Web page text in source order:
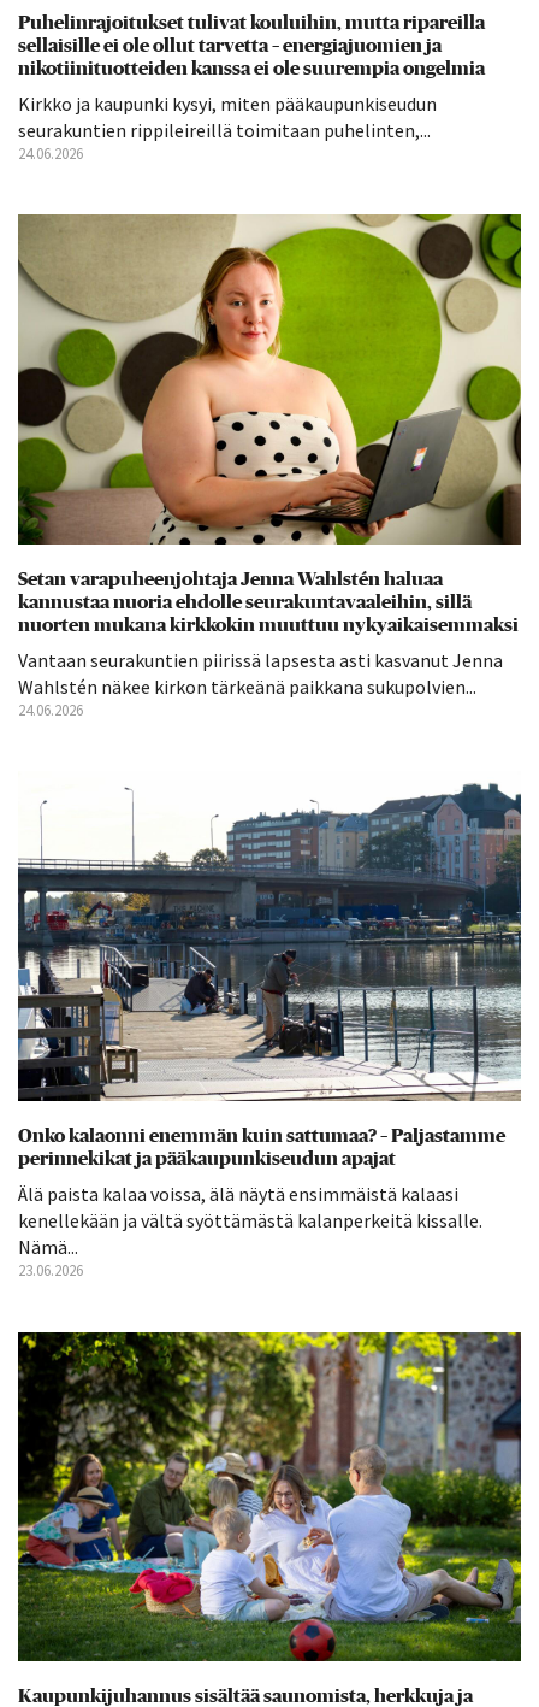
Puhelinrajoitukset tulivat kouluihin, mutta ripareilla
sellaisille ei ole ollut tarvetta – energiajuomien ja
nikotiinituotteiden kanssa ei ole suurempia ongelmia
Kirkko ja kaupunki kysyi, miten pääkaupunkiseudun
seurakuntien rippileireillä toimitaan puhelinten,...
24.06.2026
Setan varapuheenjohtaja Jenna Wahlstén haluaa
kannustaa nuoria ehdolle seurakuntavaaleihin, sillä
nuorten mukana kirkkokin muuttuu nykyaikaisemmaksi
Vantaan seurakuntien piirissä lapsesta asti kasvanut Jenna
Wahlstén näkee kirkon tärkeänä paikkana sukupolvien...
24.06.2026
Onko kalaonni enemmän kuin sattumaa? – Paljastamme
perinnekikat ja pääkaupunkiseudun apajat
Älä paista kalaa voissa, älä näytä ensimmäistä kalaasi
kenellekään ja vältä syöttämästä kalanperkeitä kissalle.
Nämä...
23.06.2026
Kaupunkijuhannus sisältää saunomista, herkkuja ja